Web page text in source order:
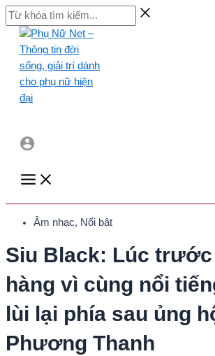
Skip
to
content
Từ
khóa
kiếm...
Main
Menu
Âm nhạc, Nổi bật
Siu Black: Lúc trước
hàng vì cùng nổi
lùi lại phía sau ủng
Phương Thanh